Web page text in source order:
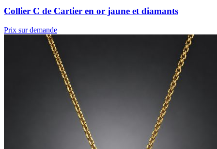
Collier C de Cartier en or jaune et diamants
Prix sur demande